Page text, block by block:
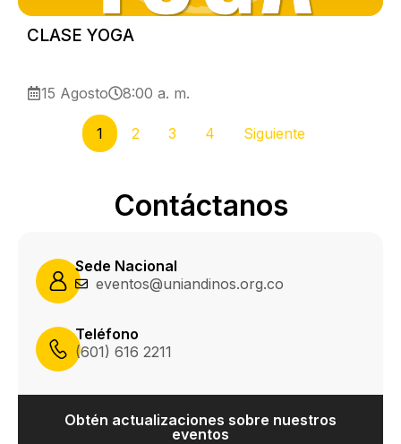
CLASE YOGA
15 Agosto 8:00 a. m.
1 2 3 4 Siguiente
Contáctanos
Sede Nacional
eventos@uniandinos.org.co
Teléfono
(601) 616 2211
Obtén actualizaciones sobre nuestros
eventos